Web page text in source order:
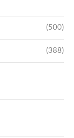
(500)
(388)